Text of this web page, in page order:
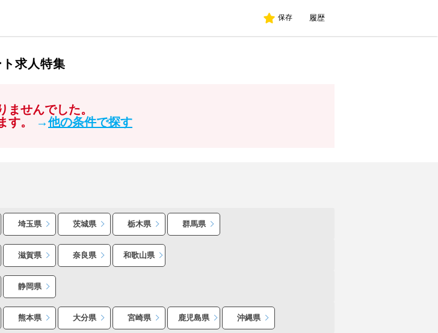
保存 履歴
求人特集
ませんでした。
す。
→他の条件で探す
埼玉県 茨城県 栃木県 群馬県
滋賀県 奈良県 和歌山県
静岡県
熊本県 大分県 宮崎県 鹿児島県 沖縄県